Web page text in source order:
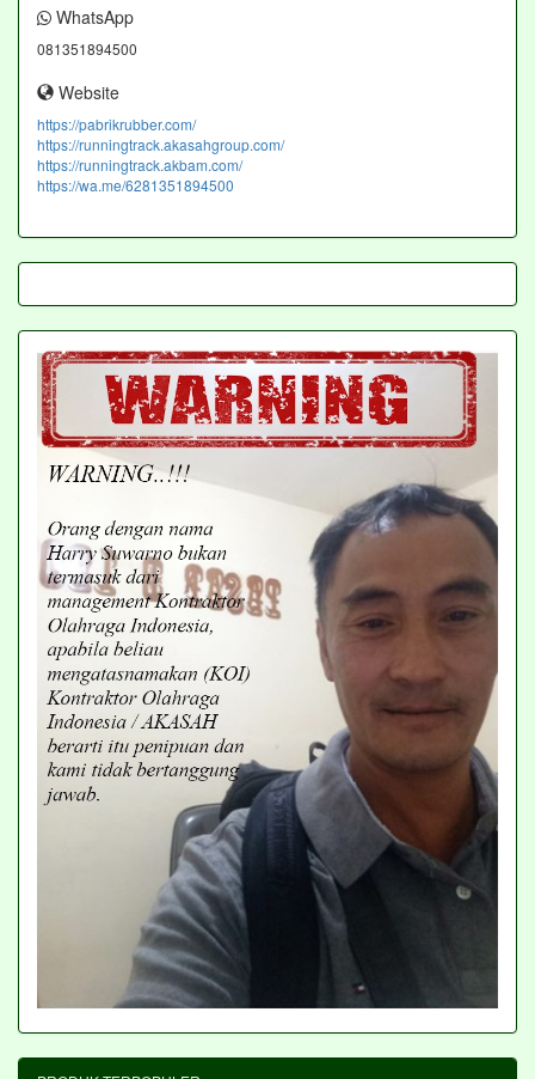
WhatsApp
081351894500
Website
https://pabrikrubber.com/
https://runningtrack.akasahgroup.com/
https://runningtrack.akbam.com/
https://wa.me/6281351894500